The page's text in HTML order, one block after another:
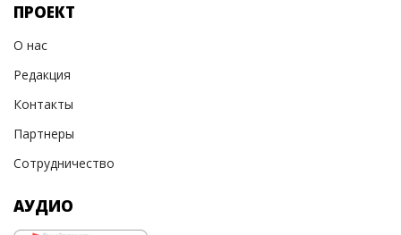
ПРОЕКТ
О нас
Редакция
Контакты
Партнеры
Сотрудничество
АУДИО